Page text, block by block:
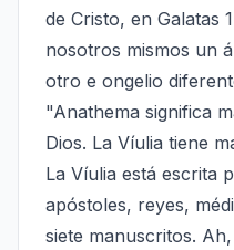
de Cristo, en Galatas
nosotros mismos un
otro e ongelio
"Anathema significa
Dios. La Víulia tiene
La Víulia está escrita
apóstoles, reyes,
siete manuscritos.